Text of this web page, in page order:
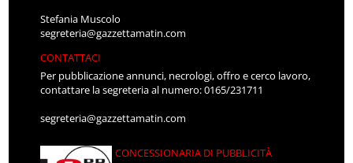
Stefania Muscolo
segreteria@gazzettamatin.com
CONTATTACI
Per pubblicazione annunci, necrologi, offro e cerco lavoro,
contattare la segreteria al numero: 0165/231711
segreteria@gazzettamatin.com
CONCESSIONARIA DI PUBBLICITÀ